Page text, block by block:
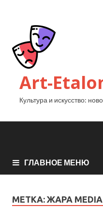
Art-
Культура и искусство:
ГЛАВНОЕ МЕНЮ
МЕТКА: ЖАРА MEDIA